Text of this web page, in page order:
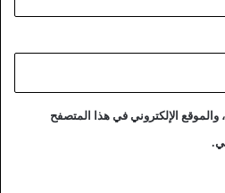
الإلكتروني في هذا المتصفح